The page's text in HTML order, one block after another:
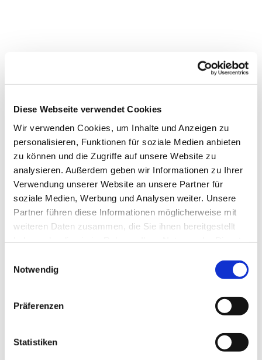
Diese Webseite verwendet Cookies
Wir verwenden Cookies, um Inhalte und Anzeigen zu
personalisieren, Funktionen für soziale Medien anbieten
zu können und die Zugriffe auf unsere Website zu
analysieren. Außerdem geben wir Informationen zu Ihrer
Verwendung unserer Website an unsere Partner für
soziale Medien, Werbung und Analysen weiter. Unsere
Partner führen diese Informationen möglicherweise mit
weiteren Daten zusammen, die Sie ihnen bereitgestellt
Notwendig
Präferenzen
Statistiken
Dies könnte Sie auch